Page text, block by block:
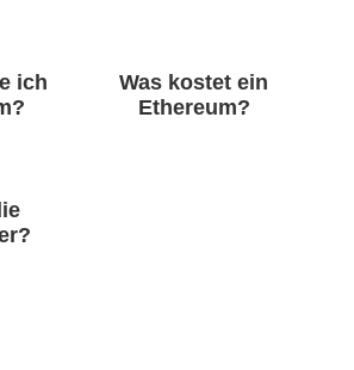
ich
Was kostet ein
Ethereum?